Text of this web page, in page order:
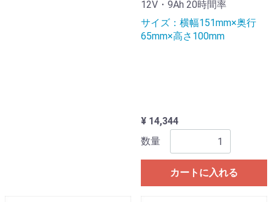
12V・9Ah 20時間率
サイズ：横幅151mm×奥行
65mm×高さ100mm
¥ 14,344
数量
カートに入れる